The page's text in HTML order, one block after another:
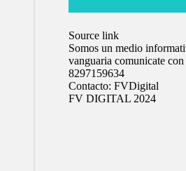
Source link
Somos un medio
vanguaria comunicate con
8297159634
Contacto: FVDigital
FV DIGITAL 2024